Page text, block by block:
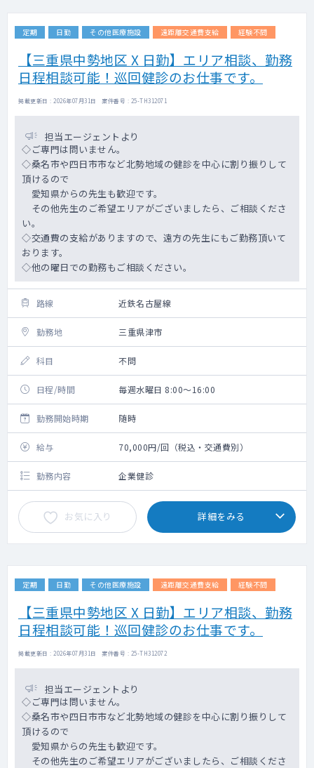
定期 日勤 その他医療施設 遠距離交通費支給 経験不問
【三重県中勢地区 X 日勤】エリア相談、勤務
日程相談可能！巡回健診のお仕事です。
掲載更新日 : 2026年07月31日 案件番号 : 25-TH312071
担当エージェントより
◇ご専門は問いません。
◇桑名市や四日市市など北勢地域の健診を中心に割り振りして
頂けるので
愛知県からの先生も歓迎です。
その他先生のご希望エリアがございましたら、ご相談くださ
い。
◇交通費の支給がありますので、遠方の先生にもご勤務頂いて
おります。
◇他の曜日での勤務もご相談ください。
路線 近鉄名古屋線
勤務地 三重県津市
科目 不問
日程/時間 毎週水曜日 8:00～16:00
勤務開始時期 随時
給与 70,000円/回（税込・交通費別）
勤務内容 企業健診
お気に入り 詳細をみる
定期 日勤 その他医療施設 遠距離交通費支給 経験不問
【三重県中勢地区 X 日勤】エリア相談、勤務
日程相談可能！巡回健診のお仕事です。
掲載更新日 : 2026年07月31日 案件番号 : 25-TH312072
担当エージェントより
◇ご専門は問いません。
◇桑名市や四日市市など北勢地域の健診を中心に割り振りして
頂けるので
愛知県からの先生も歓迎です。
その他先生のご希望エリアがございましたら、ご相談くださ